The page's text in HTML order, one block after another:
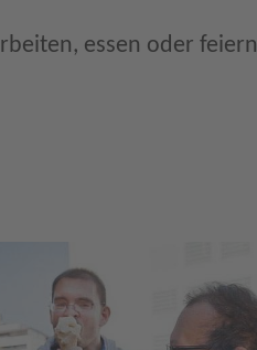
essen oder feiern